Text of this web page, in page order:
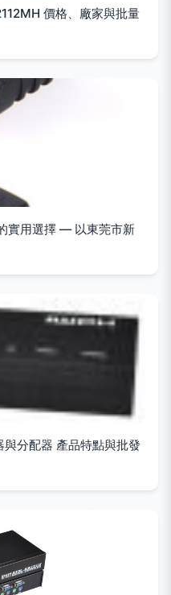
價格、廠家與批量
實用選擇 — 以東莞市新
分配器 產品特點與批發